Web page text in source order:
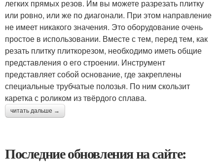
легких прямых резов. Им вы можете разрезать плитку
или ровно, или же по диагонали. При этом направление
не имеет никакого значения. Это оборудование очень
простое в использовании. Вместе с тем, перед тем, как
резать плитку плиткорезом, необходимо иметь общие
представления о его строении. Инструмент
представляет собой основание, где закреплены
специальные трубчатые полозья. По ним скользит
каретка с роликом из твёрдого сплава.
читать дальше →
Последние обновления на сайте: